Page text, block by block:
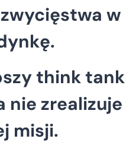
w
think tank
nie zrealizuje
misji.